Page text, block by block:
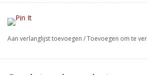
houtsoorten voor binnenhuis toepassingen
tinten zoekt. Het hout heeft een mooie
Aan verlanglijst toevoegen /Toevoegen om te